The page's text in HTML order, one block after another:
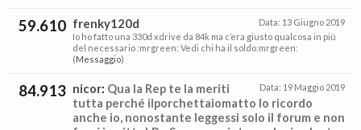
59.610 Data: 13 Giugno 2019
frenky120d
Io ho fatto una 330d xdrive da 84k ma c’era giusto qualcosa in più
del necessario :mrgreen: Vedi chi ha il soldo:mrgreen:
(Messaggio)
84.913 Data: 19 Maggio 2019
nicor: Qua la Rep te la meriti
tutta perché ilporchettaiomatto lo ricordo
anche io, nonostante leggessi solo il forum e non